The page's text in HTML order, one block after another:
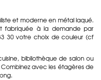
et moderne en métal laqué.
fabriquée à la demande par
30 votre choix de couleur (cf
bibliothèque de salon ou
avec les étagères de